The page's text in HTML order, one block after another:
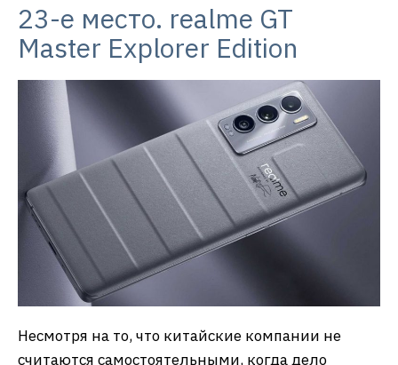
23-е место. realme GT
Master Explorer Edition
Несмотря на то, что китайские компании не
считаются самостоятельными, когда дело